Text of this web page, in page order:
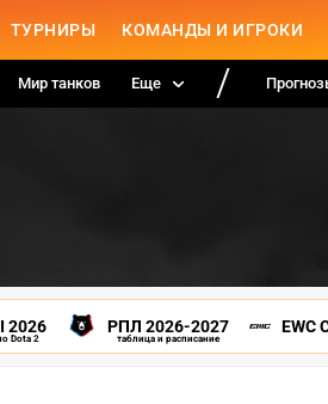
ТУРНИРЫ КОМАНДЫ И ИГРОКИ
Мир танков Еще
2026
Dota 2
РПЛ 2026-2027
таблица и расписание
EWC